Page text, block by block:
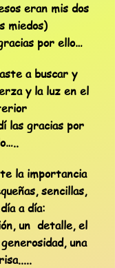
eran mis dos
miedos)
por ello…
a buscar y
y la luz en el
las gracias por
la importancia
sencillas,
a día:
un detalle, el
una